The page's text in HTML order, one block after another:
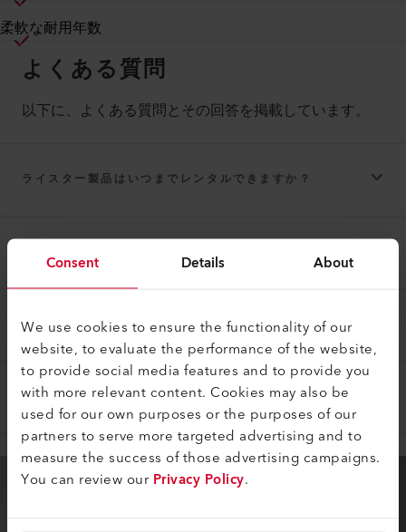
Consent Details About
We use cookies to ensure the functionality of our
website, to evaluate the performance of the website,
to provide social media features and to provide you
with more relevant content. Cookies may also be
used for our own purposes or the purposes of our
partners to serve more targeted advertising and to
measure the success of those advertising campaigns.
You can review ourPrivacy Policy.
柔軟な耐用年数
よくある質問
以下に、よくある質問とその回答を掲載しています。
ライスター製品はいつまでレンタルできますか？
支払いはどうなっているのか？
他に考慮すべき点はありますか？